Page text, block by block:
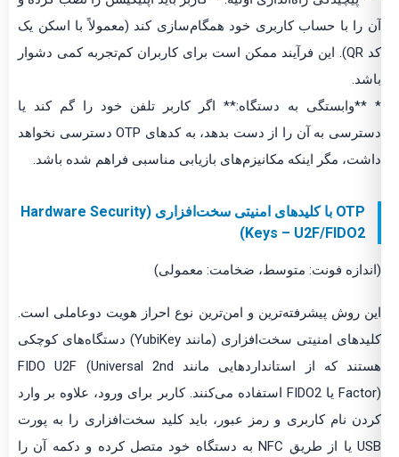
آن را با حساب کاربری خود همگام‌سازی کند (معمولاً با اسکن یک
کد QR). این فرآیند ممکن است برای کاربران کم‌تجربه کمی دشوار
باشد.
* **وابستگی به دستگاه:** اگر کاربر تلفن خود را گم کند یا
دسترسی به آن را از دست بدهد، به کدهای OTP دسترسی نخواهد
داشت، مگر اینکه مکانیزم‌های بازیابی مناسبی فراهم شده باشد.
OTP با کلیدهای امنیتی سخت‌افزاری (Hardware Security
Keys – U2F/FIDO2)
(اندازه فونت: متوسط، ضخامت: معمولی)
این روش پیشرفته‌ترین و امن‌ترین نوع احراز هویت دوعاملی است.
کلیدهای امنیتی سخت‌افزاری (مانند YubiKey) دستگاه‌های کوچکی
هستند که از استانداردهایی مانند FIDO U2F (Universal 2nd
Factor) یا FIDO2 استفاده می‌کنند. کاربر برای ورود، علاوه بر وارد
کردن نام کاربری و رمز عبور، باید کلید سخت‌افزاری را به پورت
USB یا از طریق NFC به دستگاه خود متصل کرده و دکمه آن را